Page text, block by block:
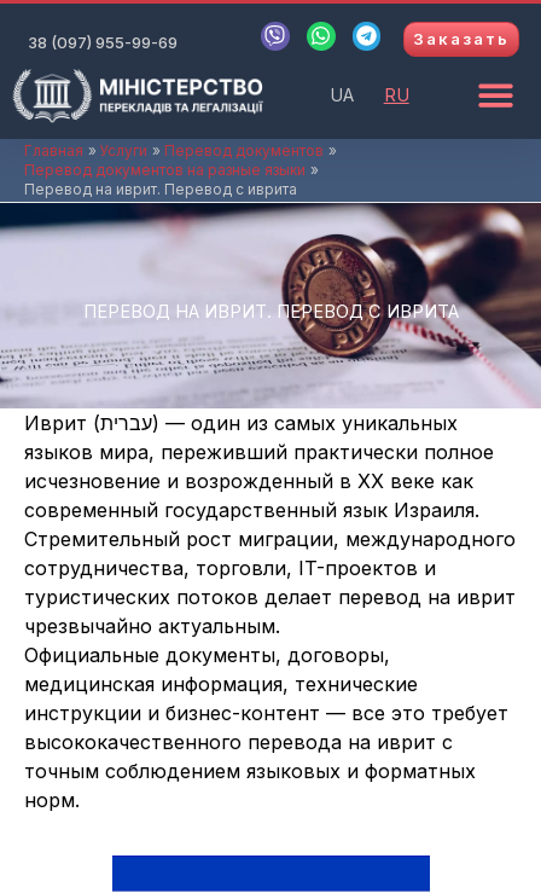
содержимому
38 (097) 955-99-69
V
i
W
h
a
p
T
e
r
Заказать
UA RU
Главная Услуги
Перевод документов
Перевод документов на разные языки
Перевод на иврит. Перевод с иврита
ПЕРЕВОД НА ИВРИТ. ПЕРЕВОД С ИВРИТА
Иврит (עברית) — один из самых уникальных
языков мира, переживший практически полное
исчезновение и возрожденный в XX веке как
современный государственный язык Израиля.
Стремительный рост миграции, международного
сотрудничества, торговли, IT-проектов и
туристических потоков делает перевод на иврит
чрезвычайно актуальным.
Официальные документы, договоры,
медицинская информация, технические
инструкции и бизнес-контент — все это требует
высококачественного перевода на иврит с
точным соблюдением языковых и форматных
норм.